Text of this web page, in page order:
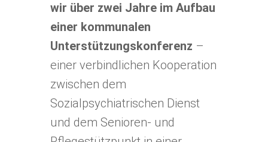
wir über zwei Jahre im Aufbau
einer kommunalen
Unterstützungskonferenz –
einer verbindlichen Kooperation
zwischen dem
Sozialpsychiatrischen Dienst
und dem Senioren- und